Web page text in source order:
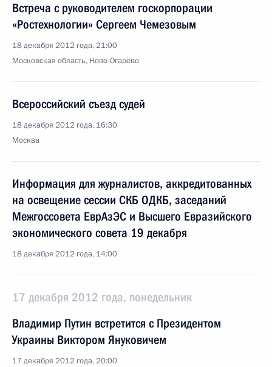
Встреча с руководителем госкорпорации
«Ростехнологии» Сергеем Чемезовым
18 декабря 2012 года, 21:00
Московская область, Ново-Огарёво
Всероссийский съезд судей
18 декабря 2012 года, 16:30
Москва
Информация для журналистов, аккредитованных
на освещение сессии СКБ ОДКБ, заседаний
Межгоссовета ЕврАзЭС и Высшего Евразийского
экономического совета 19 декабря
18 декабря 2012 года, 14:00
17 декабря 2012 года, понедельник
Владимир Путин встретится с Президентом
Украины Виктором Януковичем
17 декабря 2012 года, 20:00